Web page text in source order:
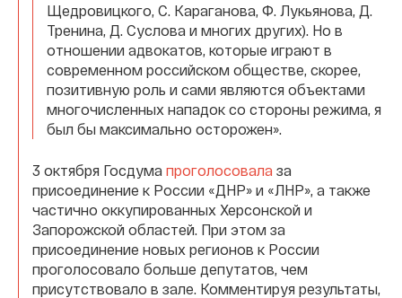
Щедровицкого, С. Караганова, Ф. Лукьянова, Д.
Тренина, Д. Суслова и многих других). Но в
отношении адвокатов, которые играют в
современном российском обществе, скорее,
позитивную роль и сами являются объектами
многочисленных нападок со стороны режима, я
был бы максимально осторожен».
3 октября Госдума проголосовала за
присоединение к России «ДНР» и «ЛНР», а также
частично оккупированных Херсонской и
Запорожской областей. При этом за
присоединение новых регионов к России
проголосовало больше депутатов, чем
присутствовало в зале. Комментируя результаты,